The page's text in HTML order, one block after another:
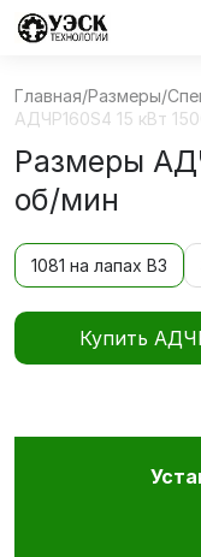
Главная/Размеры/
АДЧР160S4 15 кВт
Размеры
об/мин
Купить
1081 на лапах В3